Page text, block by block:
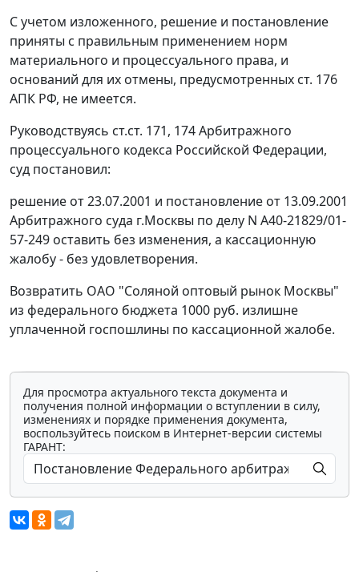
С учетом изложенного, решение и постановление
приняты с правильным применением норм
материального и процессуального права, и
оснований для их отмены, предусмотренных ст. 176
АПК РФ, не имеется.
Руководствуясь ст.ст. 171, 174Арбитражного
процессуального кодекса Российской Федерации,
суд постановил:
решение от 23.07.2001 и постановление от 13.09.2001
Арбитражного суда г.Москвы по делу N А40-21829/01-
57-249 оставить без изменения, а кассационную
жалобу - без удовлетворения.
Возвратить ОАО "Соляной оптовый рынок Москвы"
из федерального бюджета 1000 руб. излишне
уплаченной госпошлины по кассационной жалобе.
Для просмотра актуального текста документа и
получения полной информации о вступлении в силу,
изменениях и порядке применения документа,
воспользуйтесь поиском в Интернет-версии системы
ГАРАНТ: